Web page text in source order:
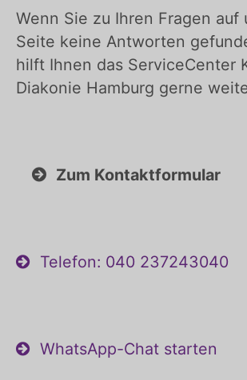
Wenn Sie zu Ihren Fragen auf
Seite keine Antworten
hilft Ihnen das ServiceCenter
Diakonie Hamburg gerne
Zum Kontaktformular
Telefon: 040 237243040
WhatsApp-Chat starten